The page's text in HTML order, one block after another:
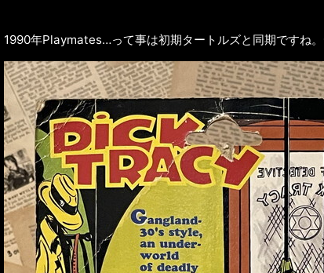
1990年Playmates…って事は初期タートルズと同期ですね